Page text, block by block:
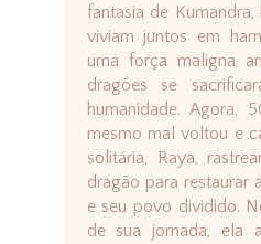
fantasia de
viviam juntos em
uma força maligna
dragões se
humanidade. Agora,
mesmo mal voltou e
solitária, Raya,
dragão para restaurar
e seu povo dividido.
de sua jornada, ela